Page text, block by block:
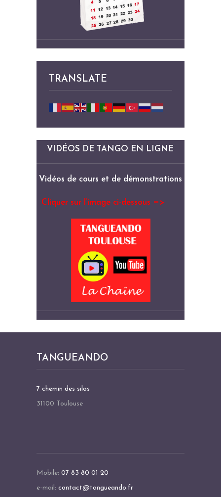
TRANSLATE
VIDÉOS DE TANGO EN LIGNE
Vidéos de cours et de démonstrations
Cliquer sur l’image ci-dessous =>
TANGUEANDO
7 chemin des silos
31100 Toulouse
Mobile: 07 83 80 01 20
e-mail: contact@tangueando.fr